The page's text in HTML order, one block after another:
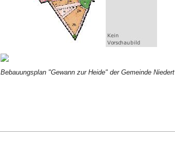
Bebauungsplan "Gewann zur Heide" der Gemeinde Niedert